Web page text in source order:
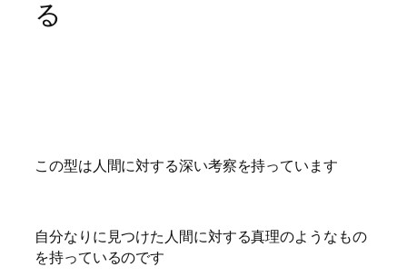
る
この型は人間に対する深い考察を持っています
自分なりに見つけた人間に対する真理のようなもの
を持っているのです